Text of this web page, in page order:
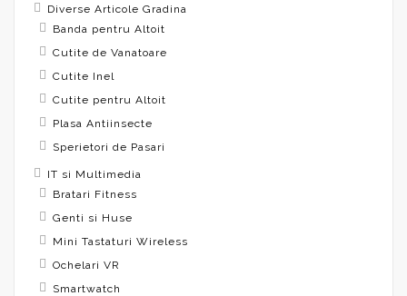
Diverse Articole Gradina
Banda pentru Altoit
Cutite de Vanatoare
Cutite Inel
Cutite pentru Altoit
Plasa Antiinsecte
Sperietori de Pasari
IT si Multimedia
Bratari Fitness
Genti si Huse
Mini Tastaturi Wireless
Ochelari VR
Smartwatch